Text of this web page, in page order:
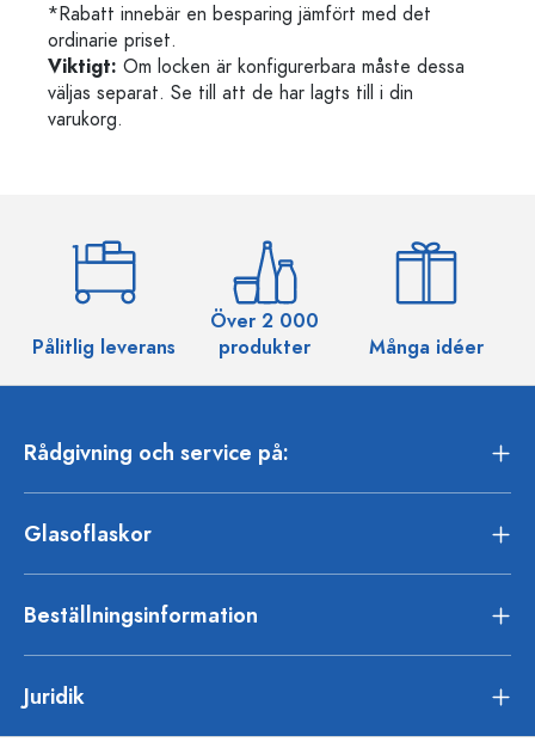
*Rabatt innebär en besparing jämfört med det
ordinarie priset.
Viktigt: Om locken är konfigurerbara måste dessa
väljas separat. Se till att de har lagts till i din
varukorg.
Pålitlig leverans
Över 2 000
produkter
Många idéer
Rådgivning och service på:
Glasoflaskor
Beställningsinformation
Juridik